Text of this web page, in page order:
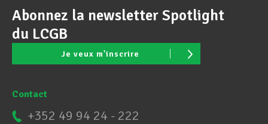
Actualités
Abonnez la newsletter Spotlight
du LCGB
Je veux m'inscrire
Contact
+352 49 94 24 - 222